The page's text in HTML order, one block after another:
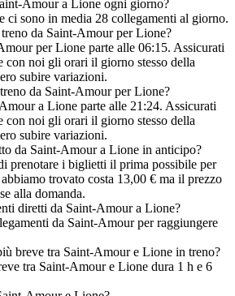
Amour a Lione ogni giorno?
ci sono in media 28 collegamenti al giorno.
da Saint-Amour per Lione?
per Lione parte alle 06:15. Assicurati
con noi gli orari il giorno stesso della
subire variazioni.
da Saint-Amour per Lione?
a Lione parte alle 21:24. Assicurati
con noi gli orari il giorno stesso della
subire variazioni.
da Saint-Amour a Lione in anticipo?
prenotare i biglietti il prima possibile per
trovato costa 13,00 € ma il prezzo
alla domanda.
diretti da Saint-Amour a Lione?
da Saint-Amour per raggiungere
breve tra Saint-Amour e Lione in treno?
tra Saint-Amour e Lione dura 1 h e 6